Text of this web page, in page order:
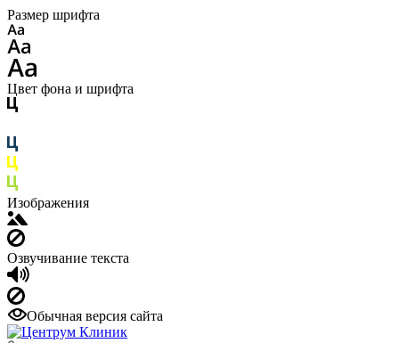
Размер шрифта
Цвет фона и шрифта
Изображения
Озвучивание текста
Обычная версия сайта